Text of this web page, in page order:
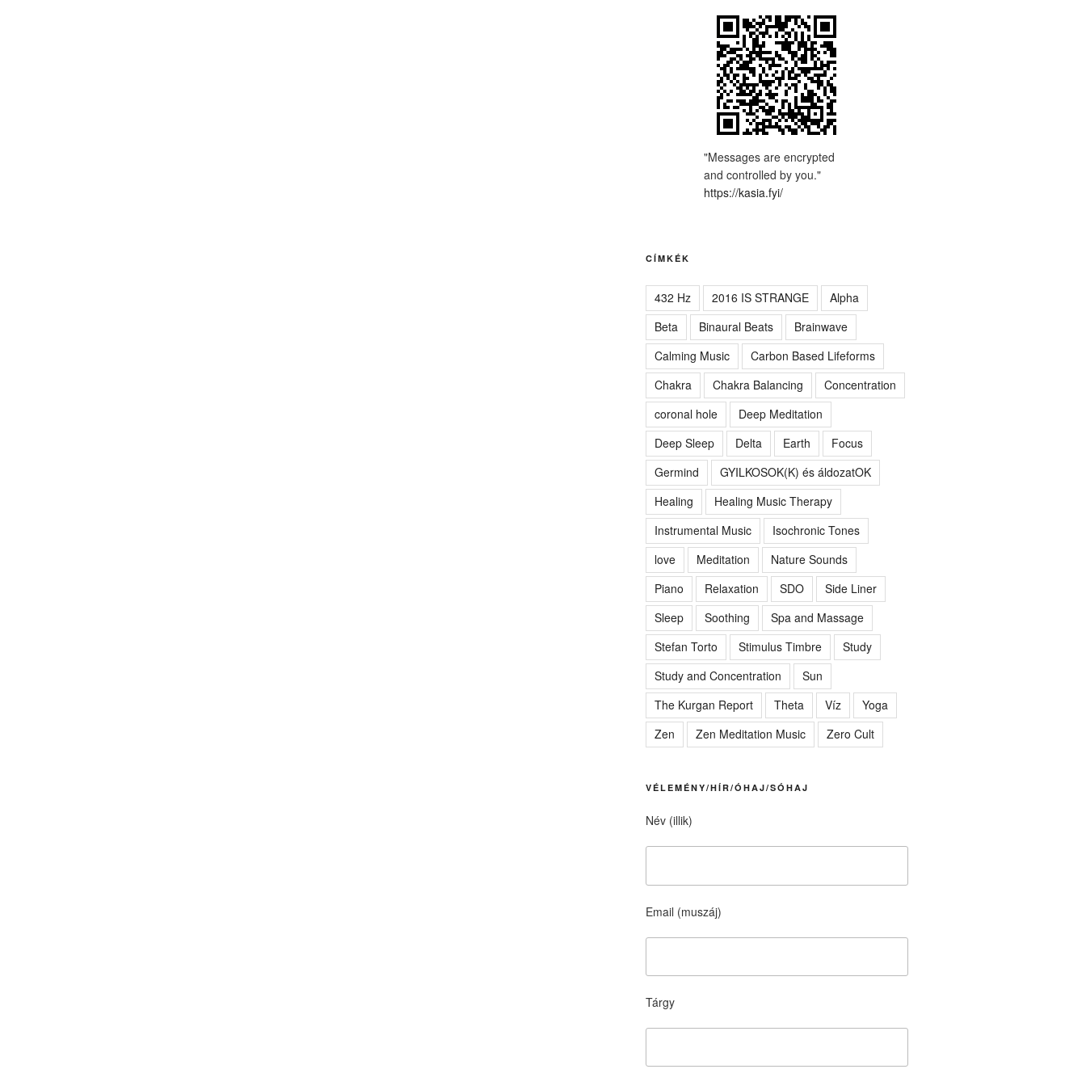
"Messages are encrypted
and controlled by you."
https://kasia.fyi/
CÍMKÉK
432 Hz 2016 IS STRANGE
Alpha
Beta
Binaural Beats
Brainwave
Calming Music
Carbon Based Lifeforms
Chakra
Chakra Balancing
Concentration
coronal hole
Deep Meditation
Deep Sleep
Delta Earth
Focus
Germind
GYILKOSOK(K) és áldozatOK
Healing
Healing Music Therapy
Instrumental Music
Isochronic Tones
love
Meditation
Nature Sounds
Piano
Relaxation SDO
Side Liner
Sleep
Soothing
Spa and Massage
Stefan Torto
Stimulus Timbre
Study
Study and Concentration
Sun
The Kurgan Report
Theta Víz
Yoga
Zen
Zen Meditation Music Zero Cult
VÉLEMÉNY/HÍR/ÓHAJ/SÓHAJ
Név (illik)
Email (muszáj)
Tárgy